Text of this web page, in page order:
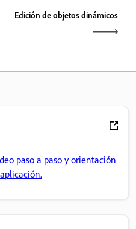
Edición de objetos dinámicos
paso a paso y orientación